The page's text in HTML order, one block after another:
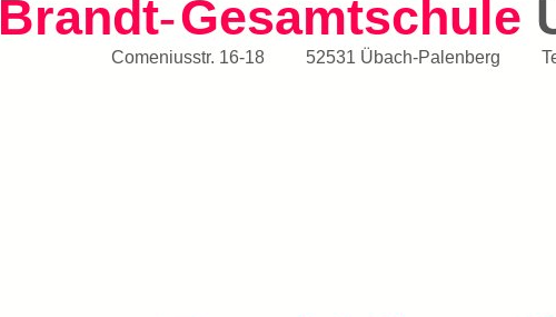
Brandt-Gesamtschule
Comeniusstr. 16-18 52531 Übach-Palenberg